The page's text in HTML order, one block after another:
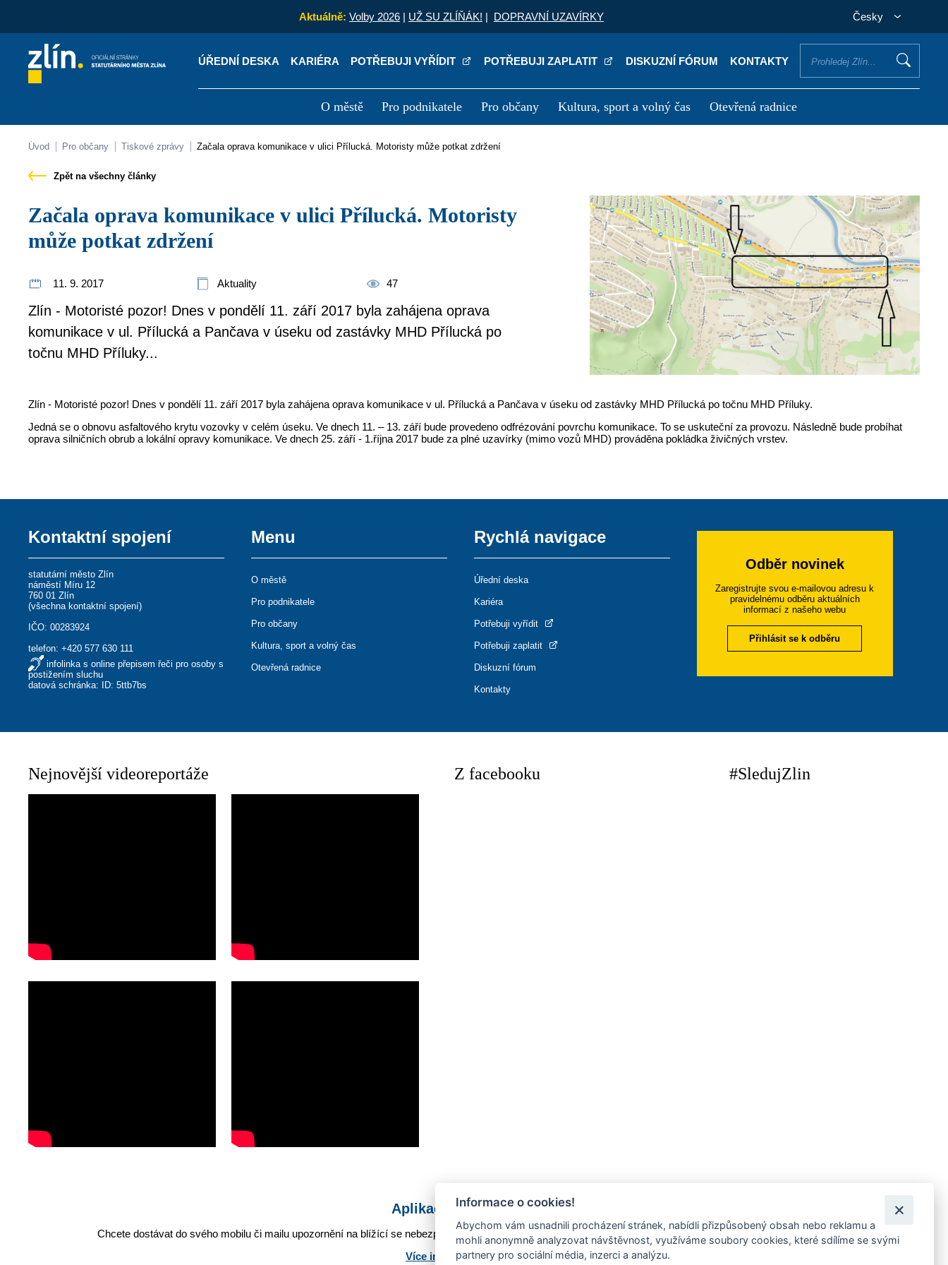
Aktuálně: Volby 2026 | UŽ SU ZLÍŇÁK! | DOPRAVNÍ UZAVÍRKY Česky
ÚŘEDNÍ DESKA KARIÉRA POTŘEBUJI VYŘÍDIT POTŘEBUJI ZAPLATIT DISKUZNÍ FÓRUM KONTAKTY
O městě Pro podnikatele Pro občany Kultura, sport a volný čas Otevřená radnice
Kontakty Úřední deska Kariéra
Úvod Pro občany Tiskové zprávy Začala oprava komunikace v ulici Přílucká. Motoristy může potkat zdržení
Zpět na všechny články
Začala oprava komunikace v ulici Přílucká. Motoristy
může potkat zdržení
11. 9. 2017 Aktuality 47
Zlín - Motoristé pozor! Dnes v pondělí 11. září 2017 byla zahájena oprava
komunikace v ul. Přílucká a Pančava v úseku od zastávky MHD Přílucká po
točnu MHD Příluky...
Zlín - Motoristé pozor! Dnes v pondělí 11. září 2017 byla zahájena oprava komunikace v ul. Přílucká a Pančava v úseku od zastávky MHD Přílucká po točnu MHD Příluky.
Jedná se o obnovu asfaltového krytu vozovky v celém úseku. Ve dnech 11. – 13. září bude provedeno odfrézování povrchu komunikace. To se uskuteční za provozu. Následně bude probíhat
oprava silničních obrub a lokální opravy komunikace. Ve dnech 25. září - 1.října 2017 bude za plné uzavírky (mimo vozů MHD) prováděna pokládka živičných vrstev.
Kontaktní spojení
statutární město Zlín
náměstí Míru 12
760 01 Zlín
(všechna kontaktní spojení)
IČO: 00283924
telefon:+420 577 630 111
infolinka s online přepisem řeči pro osoby s
postižením sluchu
datová schránka: ID: 5ttb7bs
Menu
O městě
Pro podnikatele
Pro občany
Kultura, sport a volný čas
Otevřená radnice
Rychlá navigace
Úřední deska
Kariéra
Potřebuji vyřídit
Potřebuji zaplatit
Diskuzní fórum
Kontakty
Odběr novinek
Zaregistrujte svou e-mailovou adresu k
pravidelnému odběru aktuálních
informací z našeho webu
Přihlásit se k odběru
Nejnovější videoreportáže Z facebooku #SledujZlin
Aplikace Mobilní rozhlas
Chcete dostávat do svého mobilu či mailu upozornění na blížící se nebezpečí, odstávky, poruchy a výpadky energií, ankety, pozvánky na kulturní a sportovní akce?
Více informací o aplikaci
Informace o cookies!
Abychom vám usnadnili procházení stránek, nabídli přizpůsobený obsah nebo reklamu a
mohli anonymně analyzovat návštěvnost, využíváme soubory cookies, které sdílíme se svými
partnery pro sociální média, inzerci a analýzu.